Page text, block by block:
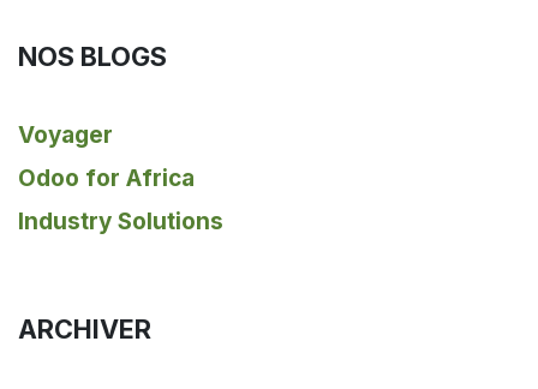
NOS BLOGS
Voyager
Odoo for Africa
Industry Solutions
ARCHIVER